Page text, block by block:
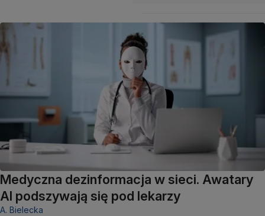
Medyczna dezinformacja w sieci. Awatary
AI podszywają się pod lekarzy
A. Bielecka